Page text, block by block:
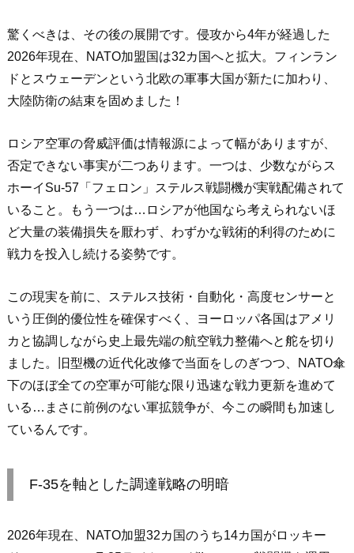
驚くべきは、その後の展開です。侵攻から4年が経過した
2026年現在、NATO加盟国は32カ国へと拡大。フィンラン
ドとスウェーデンという北欧の軍事大国が新たに加わり、
大陸防衛の結束を固めました！
ロシア空軍の脅威評価は情報源によって幅がありますが、
否定できない事実が二つあります。一つは、少数ながらス
ホーイSu-57「フェロン」ステルス戦闘機が実戦配備されて
いること。もう一つは…ロシアが他国なら考えられないほ
ど大量の装備損失を厭わず、わずかな戦術的利得のために
戦力を投入し続ける姿勢です。
この現実を前に、ステルス技術・自動化・高度センサーと
いう圧倒的優位性を確保すべく、ヨーロッパ各国はアメリ
カと協調しながら史上最先端の航空戦力整備へと舵を切り
ました。旧型機の近代化改修で当面をしのぎつつ、NATO傘
下のほぼ全ての空軍が可能な限り迅速な戦力更新を進めて
いる…まさに前例のない軍拡競争が、今この瞬間も加速し
ているんです。
F-35を軸とした調達戦略の明暗
2026年現在、NATO加盟32カ国のうち14カ国がロッキー